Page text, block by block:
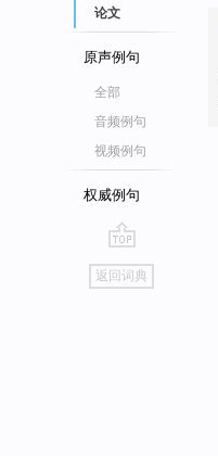
论文
原声例句
全部
音频例句
视频例句
权威例句
go
top
返回词典